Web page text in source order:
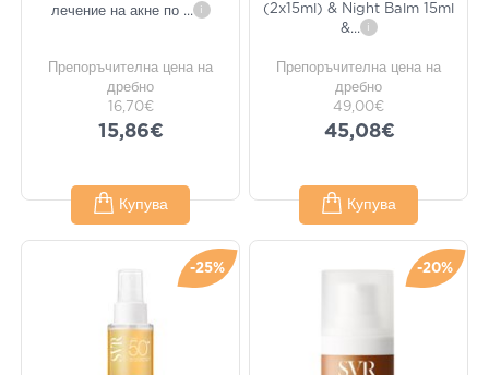
лечение на акне по ... i
Препоръчителна цена на
дребно
16,70€
15,86€
Купува
(2x15ml) & Night Balm 15ml
&... i
Препоръчителна цена на
дребно
49,00€
45,08€
Купува
-25% -20%